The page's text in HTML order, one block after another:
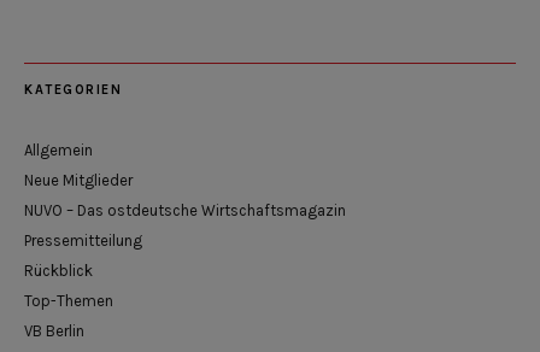
KATEGORIEN
Allgemein
Neue Mitglieder
NUVO – Das ostdeutsche Wirtschaftsmagazin
Pressemitteilung
Rückblick
Top-Themen
VB Berlin